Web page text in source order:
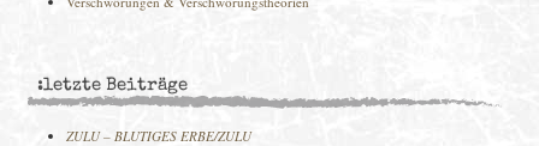
:letzte Beiträge
ZULU – BLUTIGES ERBE/ZULU